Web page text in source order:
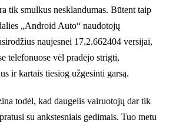
tik smulkus nesklandumas. Būtent taip
„Android Auto“ naudotojų
naujesnei 17.2.662404 versijai,
telefonuose vėl pradėjo strigti,
ir kartais tiesiog užgesinti garsą.
todėl, kad daugelis vairuotojų dar tik
su ankstesniais gedimais. Tuo metu